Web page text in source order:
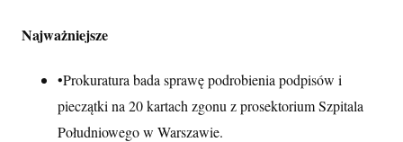
Najważniejsze
•Prokuratura bada sprawę podrobienia podpisów i
pieczątki na 20 kartach zgonu z prosektorium Szpitala
Południowego w Warszawie.